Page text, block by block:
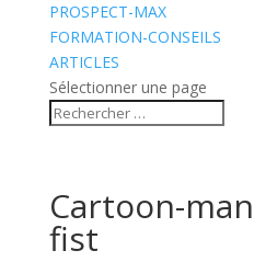
PROSPECT-MAX
FORMATION-CONSEILS
ARTICLES
Sélectionner une page
Cartoon-
fist